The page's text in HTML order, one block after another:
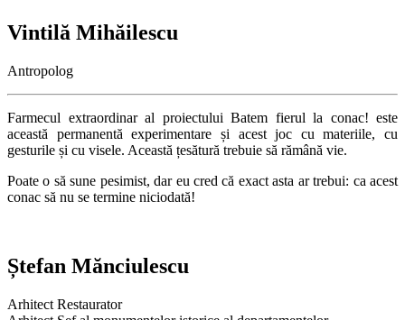
Vintilă Mihăilescu
Antropolog
Farmecul extraordinar al proiectului Batem fierul la conac! este
această permanentă experimentare și acest joc cu materiile, cu
gesturile și cu visele. Această țesătură trebuie să rămână vie.
Poate o să sune pesimist, dar eu cred că exact asta ar trebui: ca acest
conac să nu se termine niciodată!
Ștefan Mănciulescu
Arhitect Restaurator